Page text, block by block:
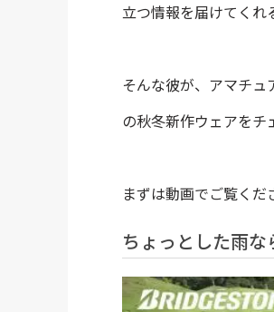
立つ情報を届けてくれ
そんな彼が、アマチ
の秋冬新作ウェアをチ
まずは動画でご覧くだ
ちょっとした雨な